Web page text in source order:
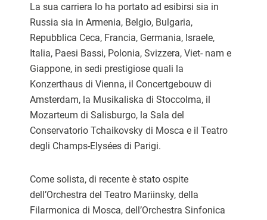
La sua carriera lo ha portato ad esibirsi sia in
Russia sia in Armenia, Belgio, Bulgaria,
Repubblica Ceca, Francia, Germania, Israele,
Italia, Paesi Bassi, Polonia, Svizzera, Viet- nam e
Giappone, in sedi prestigiose quali la
Konzerthaus di Vienna, il Concertgebouw di
Amsterdam, la Musikaliska di Stoccolma, il
Mozarteum di Salisburgo, la Sala del
Conservatorio Tchaikovsky di Mosca e il Teatro
degli Champs-Elysées di Parigi.
Come solista, di recente è stato ospite
dell’Orchestra del Teatro Mariinsky, della
Filarmonica di Mosca, dell’Orchestra Sinfonica